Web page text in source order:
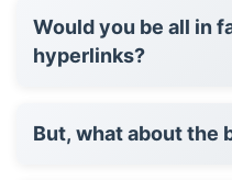
Would you be all in
hyperlinks?
But, what about the